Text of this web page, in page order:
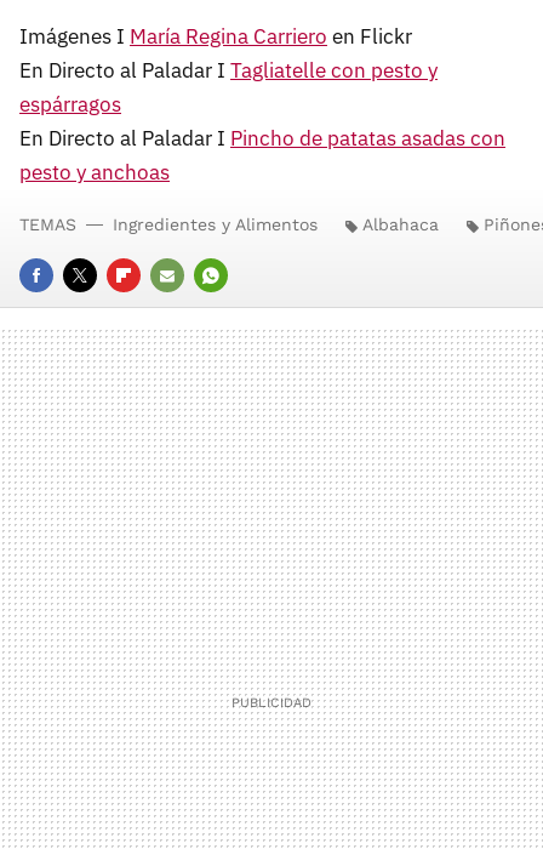
Imágenes I María Regina Carriero en Flickr
En Directo al Paladar I Tagliatelle con pesto y
espárragos
En Directo al Paladar I Pincho de patatas asadas con
pesto y anchoas
FACEBOOK
TWITTERFLIPBOARD
E-
MAIL
WHATSAPP
TEMAS Ingredientes y Alimentos Albahaca